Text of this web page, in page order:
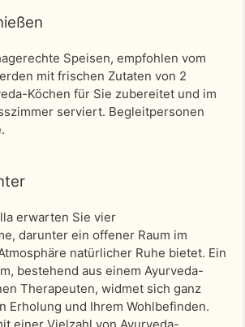
Speisen, empfohlen vom
mit frischen Zutaten von 2
Köchen für Sie zubereitet und im
serviert. Begleitpersonen
erwarten Sie vier
darunter ein offener Raum im
natürlicher Ruhe bietet. Ein
bestehend aus einem Ayurveda-
Therapeuten, widmet sich ganz
Erholung und Ihrem Wohlbefinden.